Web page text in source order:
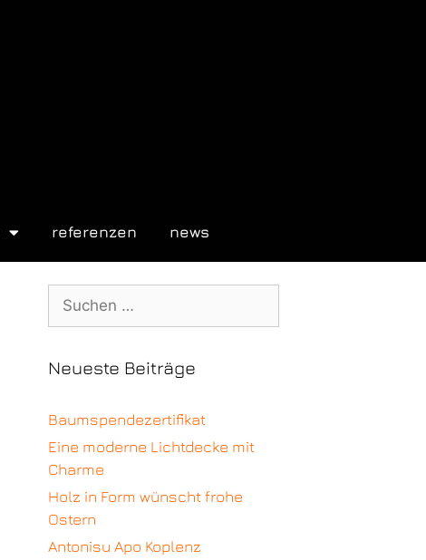
referenzen news
Neueste Beiträge
Baumspendezertifikat
Eine moderne Lichtdecke mit
Charme
Holz in Form wünscht frohe
Ostern
Antonisu Apo Koplenz